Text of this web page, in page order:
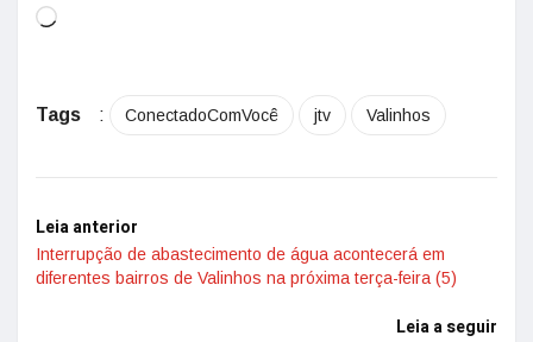
Tags : ConectadoComVocê jtv Valinhos
Leia anterior
Interrupção de abastecimento de água acontecerá em
diferentes bairros de Valinhos na próxima terça-feira (5)
Leia a seguir